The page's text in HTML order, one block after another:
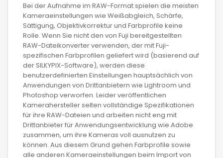
Bei der Aufnahme im RAW-Format spielen die meisten
Kameraeinstellungen wie Weißabgleich, Schärfe,
Sättigung, Objektivkorrektur und Farbprofile keine
Rolle. Wenn Sie nicht den von Fuji bereitgestellten
RAW-Dateikonverter verwenden, der mit Fuji-
spezifischen Farbprofilen geliefert wird (basierend auf
der SILKYPIX-Software), werden diese
benutzerdefinierten Einstellungen hauptsächlich von
Anwendungen von Drittanbietern wie Lightroom und
Photoshop verworfen. Leider veröffentlichen
Kamerahersteller selten vollständige Spezifikationen
für ihre RAW-Dateien und arbeiten nicht eng mit
Drittanbieter für Anwendungsentwicklung wie Adobe
zusammen, um ihre Kameras voll ausnutzen zu
können. Aus diesem Grund gehen Farbprofile sowie
alle anderen Kameraeinstellungen beim Import von